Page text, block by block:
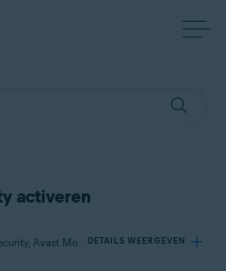
activeren
Van toepassing op Avast Mobile Security, Avast Mobile Security Premium, Avast Mobile Security Ultimate DETAILS WEERGEVEN